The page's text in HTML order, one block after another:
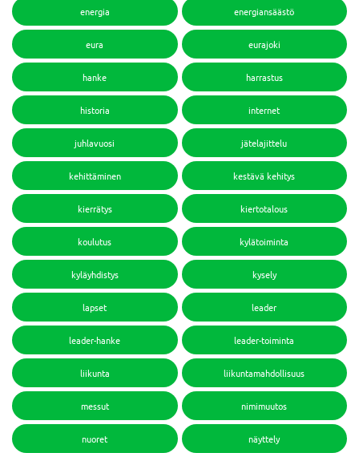
energia energiansäästö
eura eurajoki
hanke harrastus
historia internet
juhlavuosi jätelajittelu
kehittäminen kestävä kehitys
kierrätys kiertotalous
koulutus kylätoiminta
kyläyhdistys kysely
lapset leader
leader-hanke leader-toiminta
liikunta liikuntamahdollisuus
messut nimimuutos
nuoret näyttely